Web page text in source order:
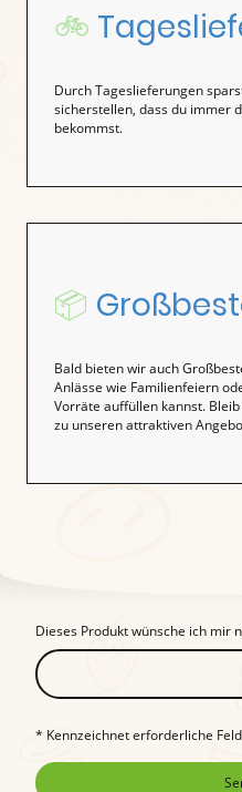
🚲
Durch Tageslieferungen
sicherstellen, dass du immer
bekommst.
📦
Bald bieten wir auch
Anlässe wie Familienfeiern
Vorräte auffüllen kannst.
zu unseren attraktiven
Dieses Produkt wünsche ich mir
* Kennzeichnet erforderliche